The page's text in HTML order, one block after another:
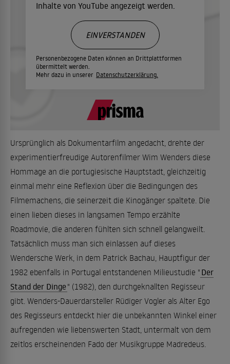
Inhalte von YouTube angezeigt werden.
Personenbezogene Daten können an Drittplattformen
übermittelt werden.
Mehr dazu in unserer Datenschutzerklärung.
EINVERSTANDEN
Ursprünglich als Dokumentarfilm angedacht, drehte der
experimentierfreudige Autorenfilmer Wim Wenders diese
Hommage an die portugiesische Hauptstadt, gleichzeitig
einmal mehr eine Reflexion über die Bedingungen des
Filmemachens, die seinerzeit die Kinogänger spaltete. Die
einen lieben dieses in langsamen Tempo erzählte
Roadmovie, die anderen fühlten sich schnell gelangweilt.
Tatsächlich muss man sich einlassen auf dieses
Wendersche Werk, in dem Patrick Bachau, Hauptfigur der
1982 ebenfalls in Portugal entstandenen Milieustudie " Der
Stand der Dinge " (1982), den durchgeknallten Regisseur
gibt. Wenders-Dauerdarsteller Rüdiger Vogler als Alter Ego
des Regisseurs entdeckt hier die unbekannten Winkel einer
aufregenden wie liebenswerten Stadt, untermalt von dem
zeitlos erscheinenden Fado der Musikgruppe Madredeus.